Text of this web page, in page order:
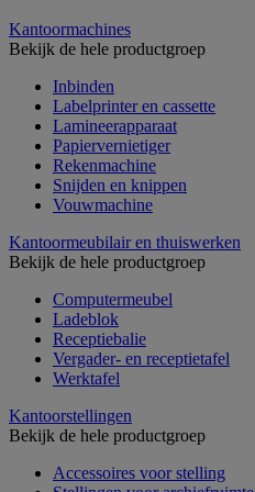
Kantoormachines
Bekijk de hele productgroep
Inbinden
Labelprinter en cassette
Lamineerapparaat
Papiervernietiger
Rekenmachine
Snijden en knippen
Vouwmachine
Kantoormeubilair en thuiswerken
Bekijk de hele productgroep
Computermeubel
Ladeblok
Receptiebalie
Vergader- en receptietafel
Werktafel
Kantoorstellingen
Bekijk de hele productgroep
Accessoires voor stelling